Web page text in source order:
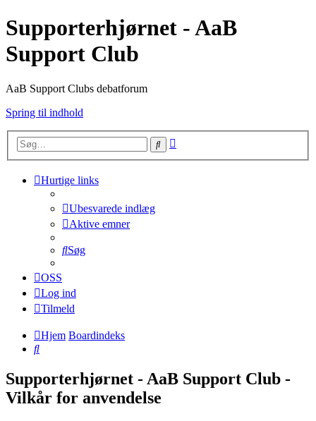
Supporterhjørnet - AaB
Support Club
AaB Support Clubs debatforum
Spring til indhold
Søg
Hurtige links
Ubesvarede indlæg
Aktive emner
Søg
OSS
Log ind
Tilmeld
Hjem Boardindeks
Søg
Supporterhjørnet - AaB Support Club -
Vilkår for anvendelse